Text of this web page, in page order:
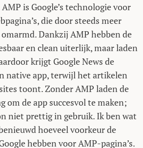
is Google’s technologie voor
die door steeds meer
Dankzij AMP hebben de
en clean uiterlijk, maar laden
krijgt Google News de
native app, terwijl het artikelen
toont. Zonder AMP laden de
om de app succesvol te maken;
niet prettig in gebruik. Ik ben wat
hoeveel voorkeur de
hebben voor AMP-pagina’s.